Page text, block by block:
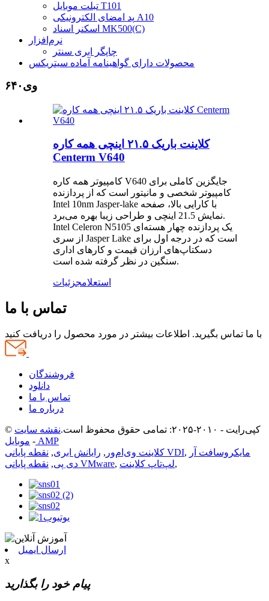
تبلت موبایل T101
پد امضای الکترونیکی A10
اسکنر اسناد MK500(C)
نرم‌افزار
چاپگر ابری سنتر
محصولات دارای گواهینامه آماده سیتریکس
وی۶۴۰
کلاینت باریک ۲۱.۵ اینچی همه کاره
Centerm V640
کامپیوتر همه کاره V640 جایگزین کاملی برای
کامپیوتر شخصی و مانیتور است که از پردازنده
Intel 10nm Jasper-lake با کارایی بالا، صفحه
نمایش 21.5 اینچی و طراحی زیبا بهره می‌برد.
Intel Celeron N5105 یک پردازنده چهار هسته‌ای
از سری Jasper Lake است که در درجه اول برای
دسکتاپ‌های ارزان قیمت و کارهای اداری
سنگین در نظر گرفته شده است.
استعلامجزئیات
تماس با ما
با ما تماس بگیرید. اطلاعات بیشتر در مورد محصول را دریافت کنید
فروشندگان
دانلود
تماس با ما
درباره ما
© کپی‌رایت - ۲۰۱۰-۲۰۲۵: تمامی حقوق محفوظ است.
نقشه سایت
- موبایل AMP
کلاینت وی‌ام‌ور , رایانش ابری, نقطه پایانی VDI, مایکروسافت آر
دی پی, نقطه پایانی VMware, لپ‌تاپ کلاینت,
ارسال ایمیل
x
پیام خود را بگذارید